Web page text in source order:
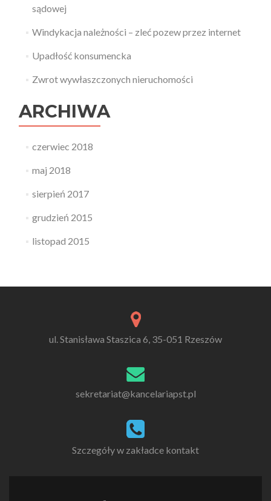
sądowej
Windykacja należności – zleć pozew przez internet
Upadłość konsumencka
Zwrot wywłaszczonych nieruchomości
ARCHIWA
czerwiec 2018
maj 2018
sierpień 2017
grudzień 2015
listopad 2015
ul. Stanisława Staszica 6, 35-051 Rzeszów
sekretariat@kancelariapst.pl
Szczegóły w zakładce kontakt